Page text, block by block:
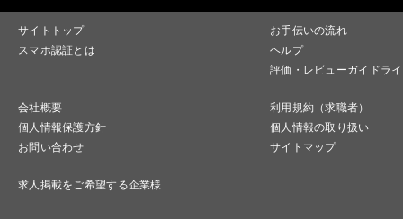
サイトトップ
お手伝いの流れ
スマホ認証とは
ヘルプ
評価・レビューガイドラ
会社概要
利用規約（求職者）
個人情報保護方針
個人情報の取り扱い
お問い合わせ
サイトマップ
求人掲載をご希望する企業様